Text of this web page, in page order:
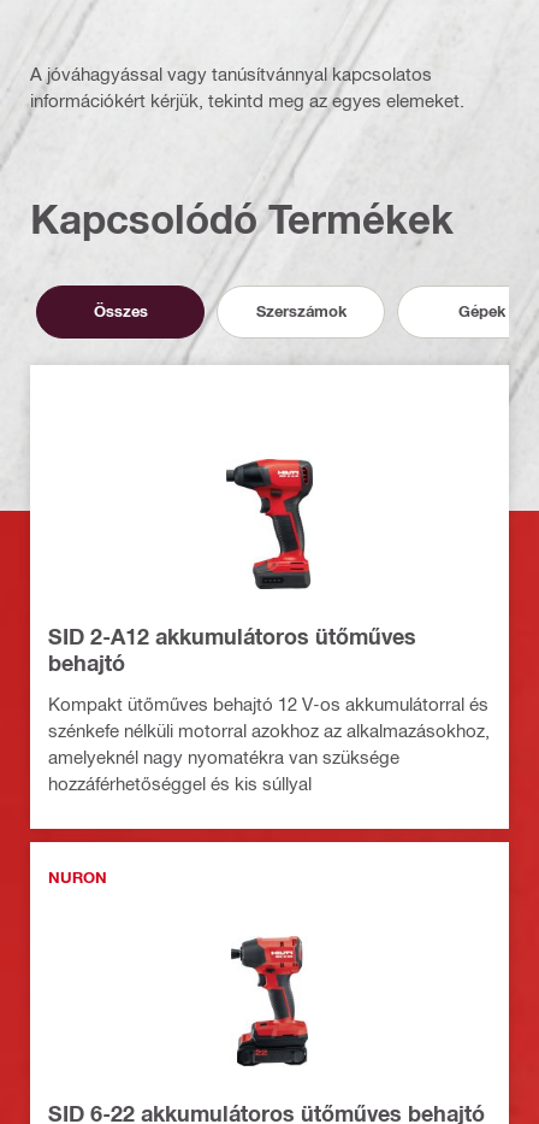
A jóváhagyással vagy tanúsítvánnyal kapcsolatos
információkért kérjük, tekintd meg az egyes elemeket.
Kapcsolódó Termékek
Összes Szerszámok Gépek
SID 2-A12 akkumulátoros ütőműves
behajtó
Kompakt ütőműves behajtó 12 V-os akkumulátorral és
szénkefe nélküli motorral azokhoz az alkalmazásokhoz,
amelyeknél nagy nyomatékra van szüksége
hozzáférhetőséggel és kis súllyal
NURON
SID 6-22 akkumulátoros ütőműves behajtó